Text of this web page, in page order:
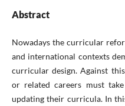
Abstract
Nowadays the curricular
and international contexts
curricular design. Against
or related careers must
updating their curricula. In